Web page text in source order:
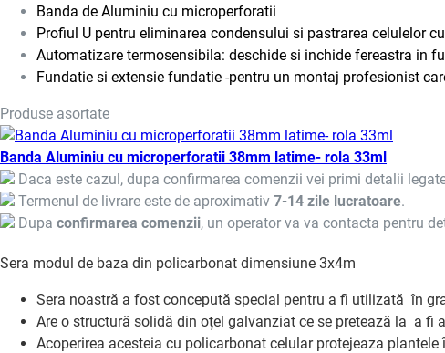
Banda de Aluminiu cu microperforatii
Profiul U pentru eliminarea condensului si pastrarea celulelor
Automatizare termosensibila: deschide si inchide fereastra in
Fundatie si extensie fundatie -pentru un montaj profesionist
Produse asortate
Banda Aluminiu cu microperforatii 38mm latime- rola 33ml
Daca este cazul, dupa confirmarea comenzii vei primi detalii
Termenul de livrare este de aproximativ 7-14 zile lucratoare.
Dupa confirmarea comenzii, un operator va va contacta pentru
Sera modul de baza din policarbonat dimensiune 3x4m
Sera noastră a fost concepută special pentru a fi utilizată în
Are o structură solidă din oțel galvanziat ce se pretează la a
Acoperirea acesteia cu policarbonat celular protejeaza